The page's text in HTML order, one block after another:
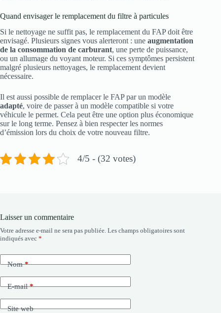
Quand envisager le remplacement du filtre à particules
Si le nettoyage ne suffit pas, le remplacement du FAP doit être
envisagé. Plusieurs signes vous alerteront : une augmentation
de la consommation de carburant, une perte de puissance,
ou un allumage du voyant moteur. Si ces symptômes persistent
malgré plusieurs nettoyages, le remplacement devient
nécessaire.
Il est aussi possible de remplacer le FAP par un modèle
adapté, voire de passer à un modèle compatible si votre
véhicule le permet. Cela peut être une option plus économique
sur le long terme. Pensez à bien respecter les normes
d’émission lors du choix de votre nouveau filtre.
4/5 - (32 votes)
Laisser un commentaire
Votre adresse e-mail ne sera pas publiée. Les champs obligatoires sont
indiqués avec *
Nom*
E-mail*
Site web